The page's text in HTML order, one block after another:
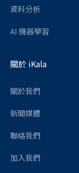
資料分析
AI 機器學習
關於 iKala
關於我們
新聞媒體
聯絡我們
加入我們